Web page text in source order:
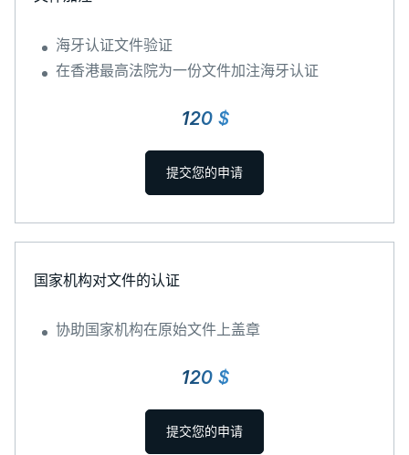
海牙认证文件验证
在香港最高法院为一份文件加注海牙认证
120 $
提交您的申请
国家机构对文件的认证
协助国家机构在原始文件上盖章
120 $
提交您的申请